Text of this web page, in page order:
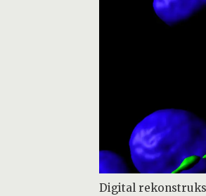
Digital